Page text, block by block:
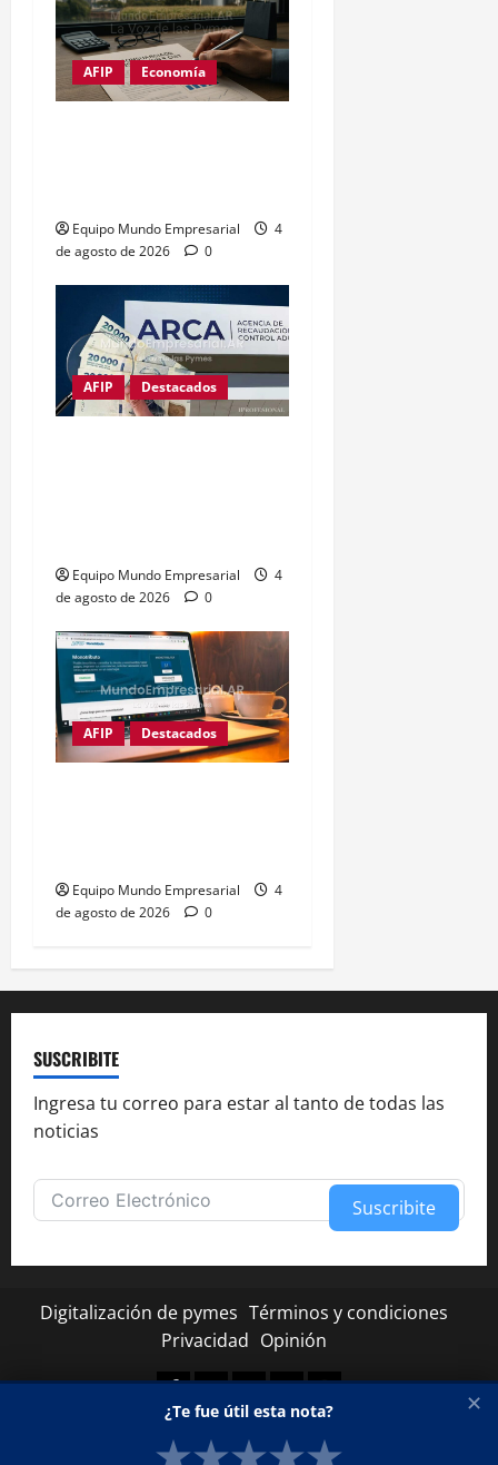
AFIP Economía
Equipo Mundo Empresarial
4
de agosto de 2026
0
AFIP Destacados
Equipo Mundo Empresarial
4
de agosto de 2026
0
AFIP Destacados
Equipo Mundo Empresarial
4
de agosto de 2026
0
SUSCRIBITE
Ingresa tu correo para estar al tanto de todas las
noticias
Suscribite
Digitalización de pymes Términos y condiciones
Privacidad Opinión
Facebook
TwitterLinkedinYoutubeInstagram
Copyright © Todos los derechos reservados.
✕
¿Te fue útil esta nota?